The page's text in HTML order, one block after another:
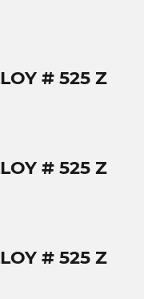
# 525 Z
# 525 Z
# 525 Z